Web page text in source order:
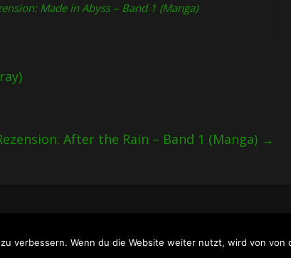
Made in Abyss – Band 1 (Manga)
After the Rain – Band 1 (Manga) →
verbessern. Wenn du die Website weiter nutzt, wird von von